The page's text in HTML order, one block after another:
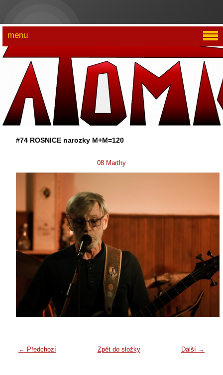
#74 ROSNICE narozky M+M=120
08 Marthy
← Předchozí Další →
Zpět do složky
menu